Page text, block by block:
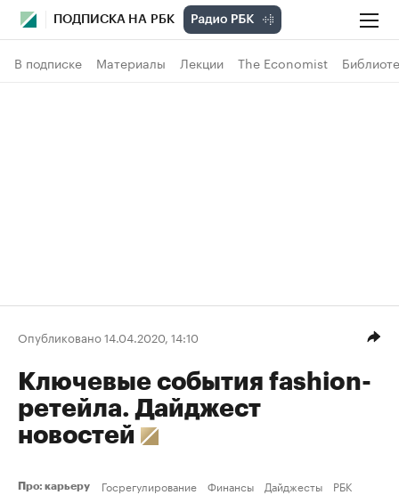
ПОДПИСКА НА РБК
В подписке Материалы Лекции The Economist
Опубликовано 14.04.2020, 14:10
Ключевые события fashion-
ретейла. Дайджест
новостей
Про: карьеру Госрегулирование Финансы Дайджесты РБК